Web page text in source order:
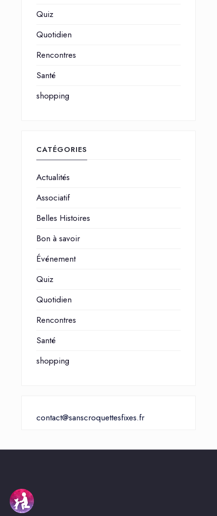
Quiz
Quotidien
Rencontres
Santé
shopping
CATÉGORIES
Actualités
Associatif
Belles Histoires
Bon à savoir
Événement
Quiz
Quotidien
Rencontres
Santé
shopping
contact@sanscroquettesfixes.fr